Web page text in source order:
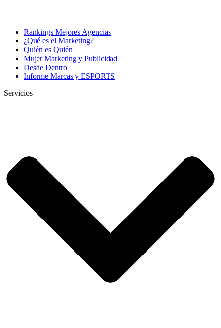
Rankings Mejores Agencias
¿Qué es el Marketing?
Quién es Quién
Mujer Marketing y Publicidad
Desde Dentro
Informe Marcas y ESPORTS
Servicios